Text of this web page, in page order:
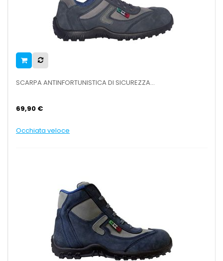
SCARPA ANTINFORTUNISTICA DI SICUREZZA...
69,90 €
Occhiata veloce